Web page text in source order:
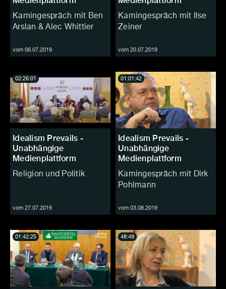
Kamingespräch mit Ben
Arslan & Alec Whittier
vom 06.07.2019
Kamingespräch mit Ilse
Zeiner
vom 20.07.2019
Idealism Prevails -
Unabhängige
Medienplattform
Religion und Politik
vom 27.07.2019
02:26:01
Idealism Prevails -
Unabhängige
Medienplattform
Kamingespräch mit Dirk
Pohlmann
vom 03.08.2019
01:01:42
01:42:25 48:49